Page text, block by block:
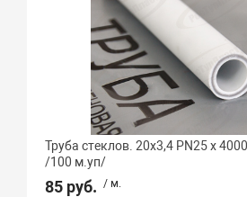
Труба стеклов. 20х3,4 PN25 х
/100 м.уп/
85 руб. / м.